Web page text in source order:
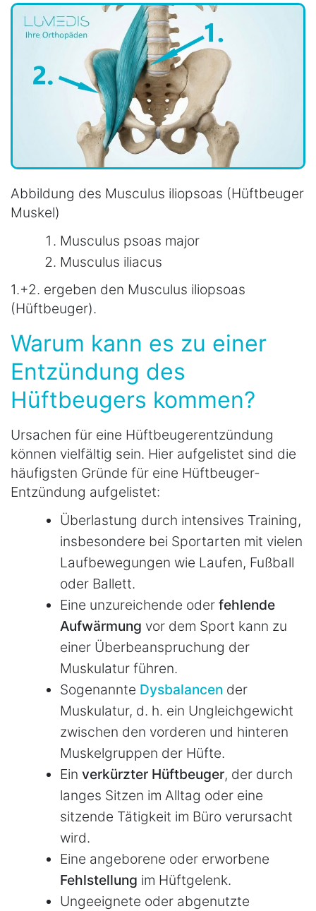
Abbildung des Musculus iliopsoas (Hüftbeuger
Muskel)
Musculus psoas major
Musculus iliacus
1.+2. ergeben den Musculus iliopsoas
(Hüftbeuger).
Warum kann es zu einer
Entzündung des
Hüftbeugers kommen?
Ursachen für eine Hüftbeugerentzündung
können vielfältig sein. Hier aufgelistet sind die
häufigsten Gründe für eine Hüftbeuger-
Entzündung aufgelistet:
Überlastung durch intensives Training,
insbesondere bei Sportarten mit vielen
Laufbewegungen wie Laufen, Fußball
oder Ballett.
Eine unzureichende oder fehlende
Aufwärmung vor dem Sport kann zu
einer Überbeanspruchung der
Muskulatur führen.
Sogenannte Dysbalancen der
Muskulatur, d. h. ein Ungleichgewicht
zwischen den vorderen und hinteren
Muskelgruppen der Hüfte.
Ein verkürzter Hüftbeuger, der durch
langes Sitzen im Alltag oder eine
sitzende Tätigkeit im Büro verursacht
wird.
Eine angeborene oder erworbene
Fehlstellung im Hüftgelenk.
Ungeeignete oder abgenutzte